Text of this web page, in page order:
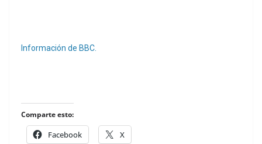
Información de BBC.
Comparte esto:
Facebook X